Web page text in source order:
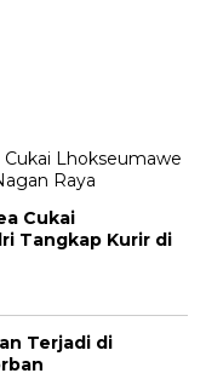
Cukai
Tangkap Kurir di
Terjadi di